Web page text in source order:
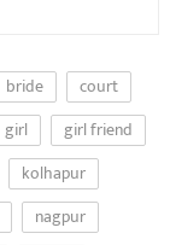
bride
court
girl
girl friend
kolhapur
nagpur